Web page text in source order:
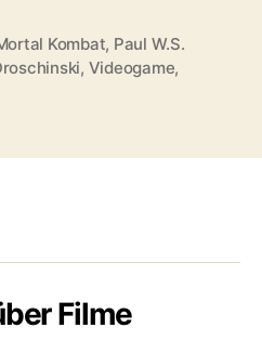
Kombat, Paul W.S.
, Videogame,
Filme